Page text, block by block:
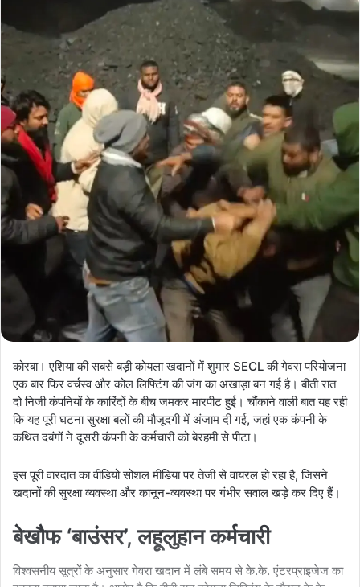
कोरबा। एशिया की सबसे बड़ी कोयला खदानों में शुमार SECL की गेवरा परियोजना
एक बार फिर वर्चस्व और कोल लिफ्टिंग की जंग का अखाड़ा बन गई है। बीती रात
दो निजी कंपनियों के कारिंदों के बीच जमकर मारपीट हुई। चौंकाने वाली बात यह रही
कि यह पूरी घटना सुरक्षा बलों की मौजूदगी में अंजाम दी गई, जहां एक कंपनी के
कथित दबंगों ने दूसरी कंपनी के कर्मचारी को बेरहमी से पीटा।
इस पूरी वारदात का वीडियो सोशल मीडिया पर तेजी से वायरल हो रहा है, जिसने
खदानों की सुरक्षा व्यवस्था और कानून-व्यवस्था पर गंभीर सवाल खड़े कर दिए हैं।
बेखौफ ‘बाउंसर’, लहूलुहान कर्मचारी
विश्वसनीय सूत्रों के अनुसार गेवरा खदान में लंबे समय से के.के. एंटरप्राइजेज का